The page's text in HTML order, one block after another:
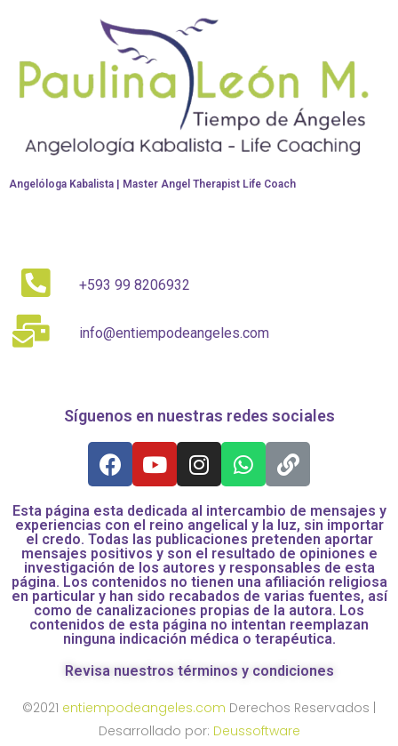
c
o
Angelóloga Kabalista | Master Angel Therapist Life Coach
+593 99 8206932
info@entiempodeangeles.com
Síguenos en nuestras redes sociales
Esta página esta dedicada al intercambio de mensajes y
experiencias con el reino angelical y la luz, sin importar
el credo. Todas las publicaciones pretenden aportar
mensajes positivos y son el resultado de opiniones e
investigación de los autores y responsables de esta
página. Los contenidos no tienen una afiliación religiosa
en particular y han sido recabados de varias fuentes, así
como de canalizaciones propias de la autora. Los
contenidos de esta página no intentan reemplazan
ninguna indicación médica o terapéutica.
Revisa nuestros términos y condiciones
©2021 entiempodeangeles.com Derechos Reservados |
Desarrollado por: Deussoftware